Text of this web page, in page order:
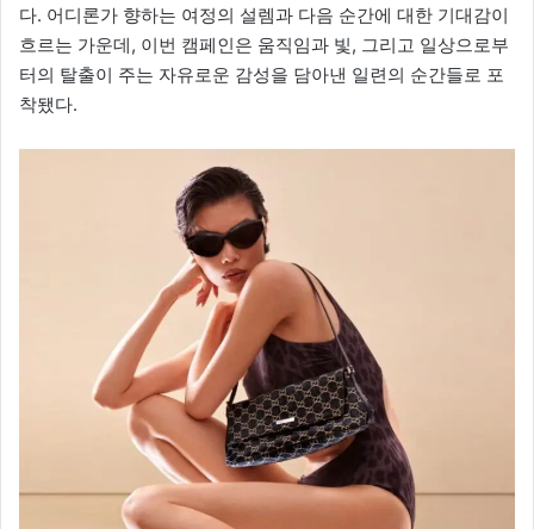
다. 어디론가 향하는 여정의 설렘과 다음 순간에 대한 기대감이
흐르는 가운데, 이번 캠페인은 움직임과 빛, 그리고 일상으로부
터의 탈출이 주는 자유로운 감성을 담아낸 일련의 순간들로 포
착됐다.